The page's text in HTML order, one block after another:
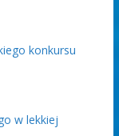
konkursu
w lekkiej